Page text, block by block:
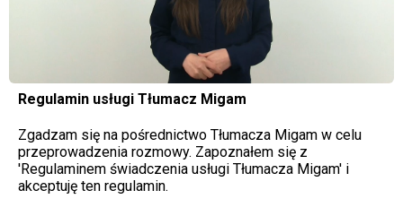
Regulamin usługi Tłumacz Migam
Zgadzam się na pośrednictwo Tłumacza Migam w celu
przeprowadzenia rozmowy. Zapoznałem się z
'Regulaminem świadczenia usługi Tłumacza Migam' i
akceptuję ten regulamin.